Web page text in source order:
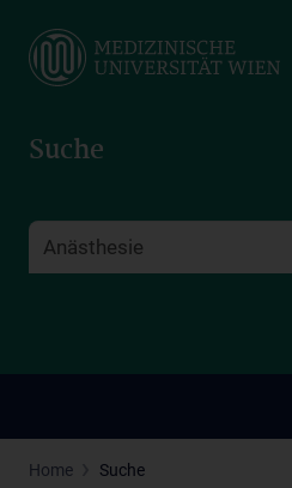
main
Suche
Home Suche